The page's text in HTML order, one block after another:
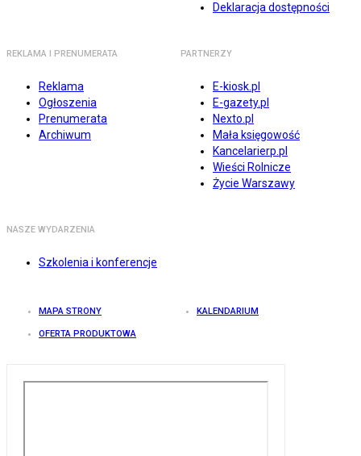
Deklaracja dostępności
REKLAMA I PRENUMERATA
Reklama
Ogłoszenia
Prenumerata
Archiwum
PARTNERZY
E-kiosk.pl
E-gazety.pl
Nexto.pl
Mała księgowość
Kancelarierp.pl
Wieści Rolnicze
Życie Warszawy
NASZE WYDARZENIA
Szkolenia i konferencje
MAPA STRONY KALENDARIUM
OFERTA PRODUKTOWA